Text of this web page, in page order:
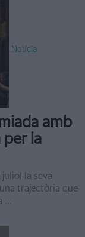
Notícia
amb
per la
la seva
trajectòria que